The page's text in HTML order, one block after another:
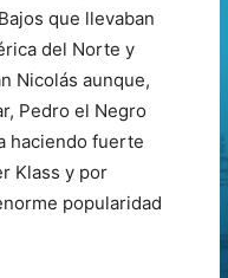
que llevaban
del Norte y
Nicolás aunque,
Pedro el Negro
haciendo fuerte
Klass y por
popularidad